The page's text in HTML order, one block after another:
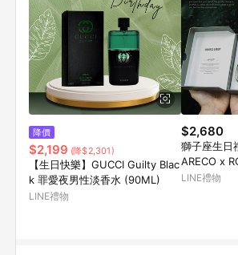
降價
$2,199 (降$2,301)
【生日快樂】GUCCI Guilty Blac
k 罪愛夜男性淡香水 (90ML)
LINE禮物
$2,680
獅子座生日
ARECO x
盒+贈禮品
LINE禮物